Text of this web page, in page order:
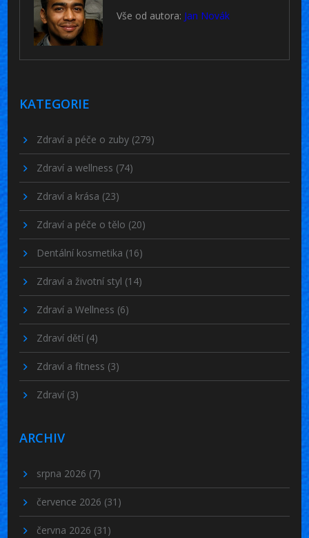
Vše od autora: Jan Novák
KATEGORIE
Zdraví a péče o zuby (279)
Zdraví a wellness (74)
Zdraví a krása (23)
Zdraví a péče o tělo (20)
Dentální kosmetika (16)
Zdraví a životní styl (14)
Zdraví a Wellness (6)
Zdraví dětí (4)
Zdraví a fitness (3)
Zdraví (3)
ARCHIV
srpna 2026 (7)
července 2026 (31)
června 2026 (31)